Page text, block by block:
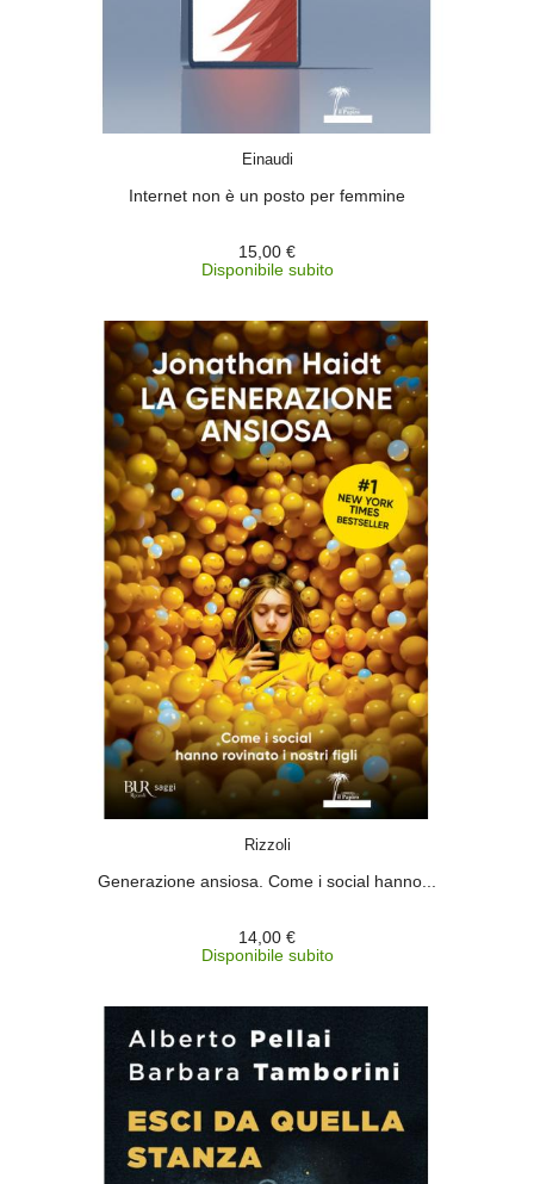
Einaudi
Internet non è un posto per femmine
15,00 €
Disponibile subito
Rizzoli
Generazione ansiosa. Come i social hanno...
14,00 €
Disponibile subito